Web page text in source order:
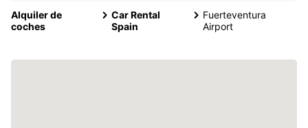
Alquiler de
coches
Car Rental
Spain
Fuerteventura
Airport